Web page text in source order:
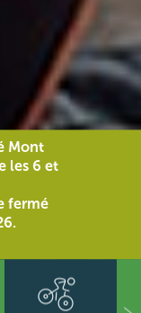
Mont
les 6 et
fermé